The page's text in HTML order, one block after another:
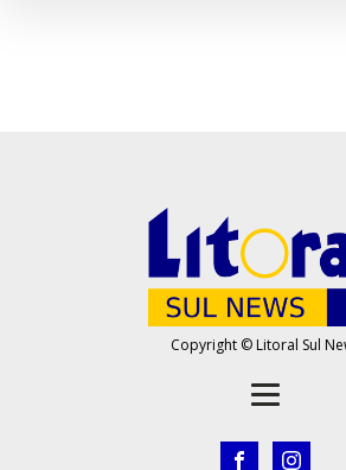
Copyright © Litoral Sul